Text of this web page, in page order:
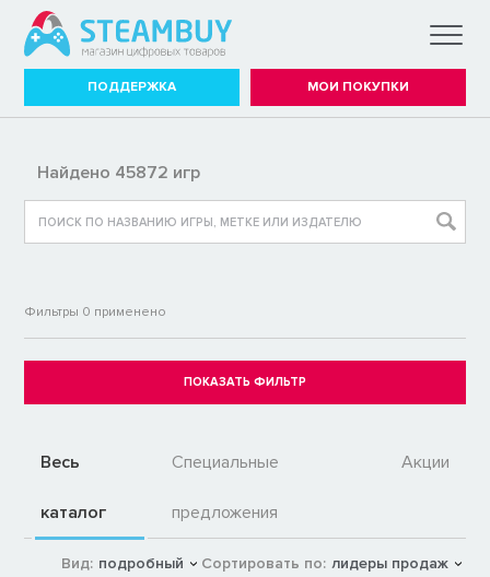
ПОДДЕРЖКА МОИ ПОКУПКИ
Найдено 45872 игр
Фильтры 0 применено
Весь
каталог
Специальные
предложения
Акции
Вид: подробный Сортировать по: лидеры продаж